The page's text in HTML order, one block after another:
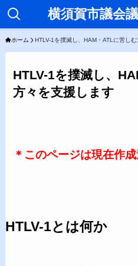
横須賀市議会
ホーム HTLV-1を撲滅し、HAM・ATLに苦し
HTLV-1を撲滅し、
方々を支援します
＊このページは現在作
HTLV-1とは何か